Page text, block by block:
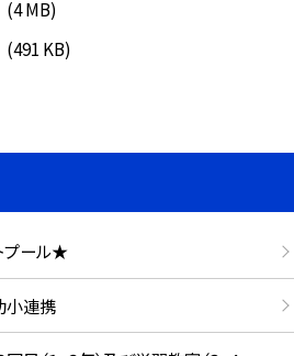
(4 MB)
(491 KB)
プール★
小連携